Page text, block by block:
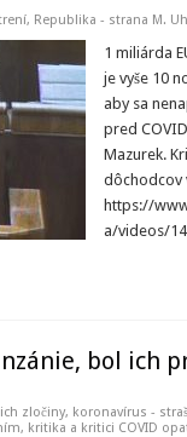
, Republika - strana M.
1 miliárda
je vyše 10
aby sa
pred
Mazurek.
dôchodcov
https://
a/videos/
bol ich
zločiny, koronavírus -
, kritika a kritici COVID